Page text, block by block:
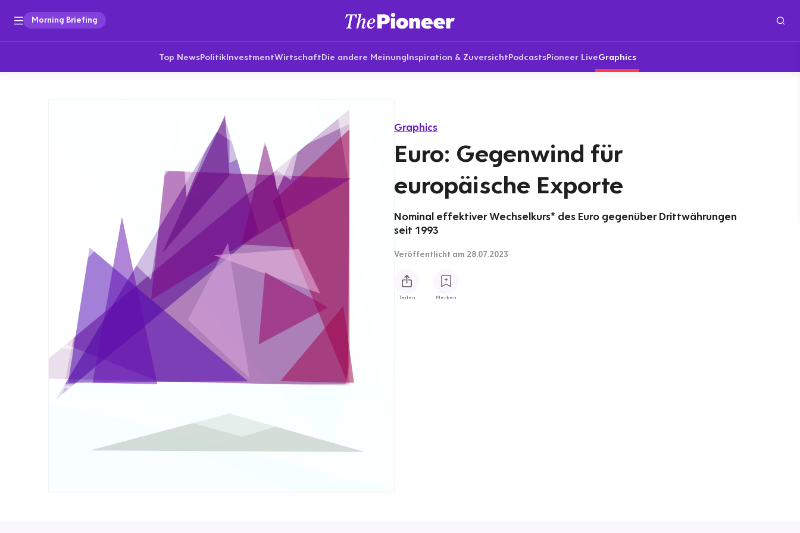
Morning Briefing
Top NewsPolitikInvestmentWirtschaftDie andere MeinungInspiration & ZuversichtPodcastsPioneer LiveGraphics
Graphics
Euro: Gegenwind für
europäische Exporte
Nominal effektiver Wechselkurs* des Euro gegenüber Drittwährungen
seit 1993
Veröffentlicht am 28.07.2023
Teilen Merken